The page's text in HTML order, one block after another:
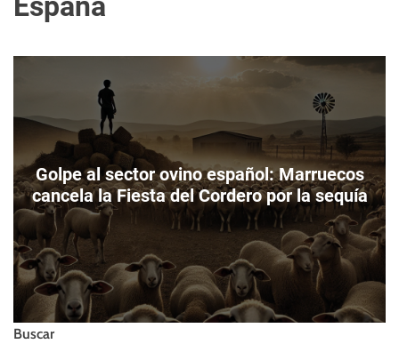
e
z
s
m
o
c
o
l
o
r
Golpe al sector ovino español: Marruecos
cancela la Fiesta del Cordero por la sequía
Buscar